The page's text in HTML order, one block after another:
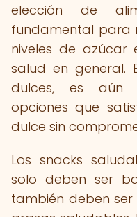
elección de
fundamental para
niveles de
salud en general.
dulces, es aún
opciones que
dulce sin
Los snacks
solo deben ser
también deben